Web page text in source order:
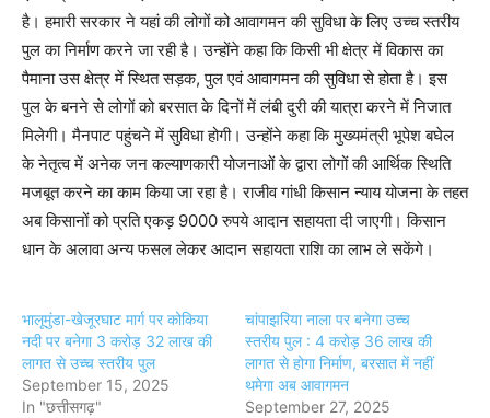
है। हमारी सरकार ने यहां की लोगों को आवागमन की सुविधा के लिए उच्च स्तरीय
पुल का निर्माण करने जा रही है। उन्होंने कहा कि किसी भी क्षेत्र में विकास का
पैमाना उस क्षेत्र में स्थित सड़क, पुल एवं आवागमन की सुविधा से होता है। इस
पुल के बनने से लोगों को बरसात के दिनों में लंबी दुरी की यात्रा करने में निजात
मिलेगी। मैनपाट पहुंचने में सुविधा होगी। उन्होंने कहा कि मुख्यमंत्री भूपेश बघेल
के नेतृत्व में अनेक जन कल्याणकारी योजनाओं के द्वारा लोगों की आर्थिक स्थिति
मजबूत करने का काम किया जा रहा है। राजीव गांधी किसान न्याय योजना के तहत
अब किसानों को प्रति एकड़ 9000 रुपये आदान सहायता दी जाएगी। किसान
धान के अलावा अन्य फसल लेकर आदान सहायता राशि का लाभ ले सकेंगे।
भालूमुंडा-खेजूरघाट मार्ग पर कोकिया
नदी पर बनेगा 3 करोड़ 32 लाख की
लागत से उच्च स्तरीय पुल
September 15, 2025
In "छत्तीसगढ़"
चांपाझरिया नाला पर बनेगा उच्च
स्तरीय पुल : 4 करोड़ 36 लाख की
लागत से होगा निर्माण, बरसात में नहीं
थमेगा अब आवागमन
September 27, 2025